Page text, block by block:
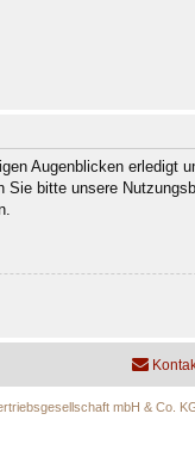
Augenblicken erledigt
bitte unsere
mbH & Co.